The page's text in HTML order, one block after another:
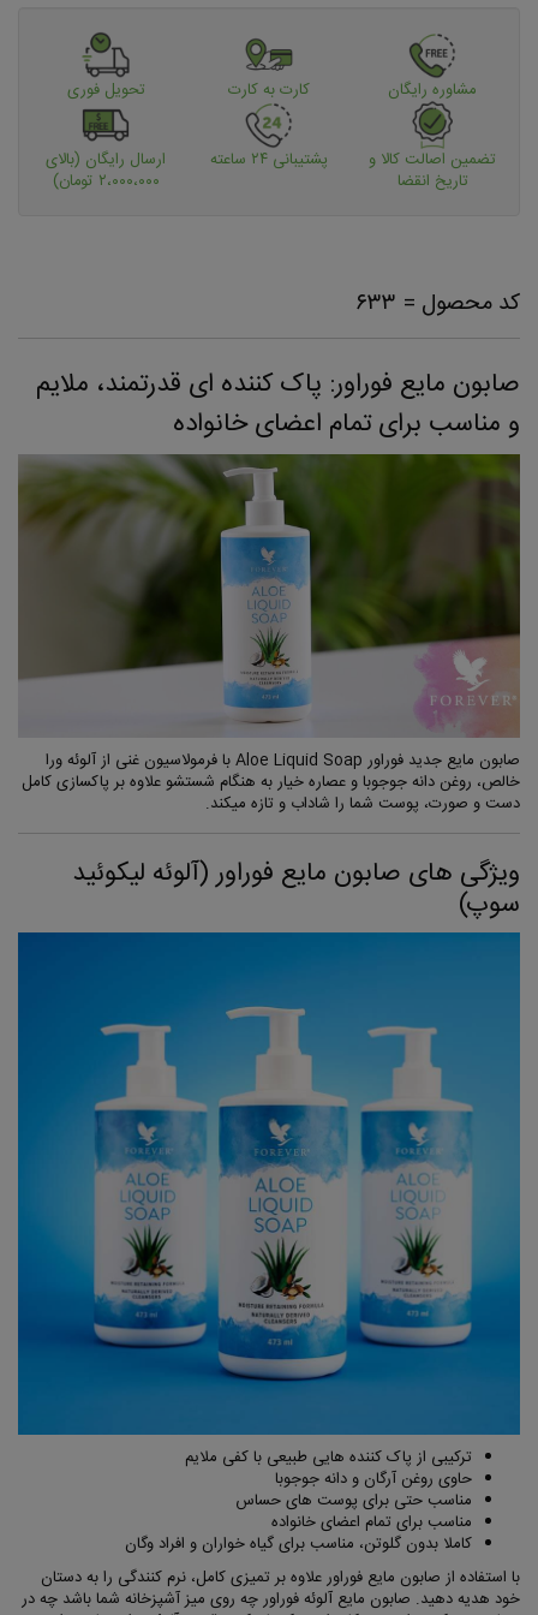
مشاوره رایگان کارت به کارت تحویل فوری
تضمین اصالت کالا و
تاریخ انقضا
پشتیبانی ۲۴ ساعته
ارسال رایگان (بالای
۲،۰۰۰،۰۰۰ تومان)
کد محصول = ۶۳۳
صابون مایع فوراور: پاک کننده ای قدرتمند، ملایم
و مناسب برای تمام اعضای خانواده
صابون مایع جدید فوراور Aloe Liquid Soap با فرمولاسیون غنی از آلوئه ورا
خالص، روغن دانه جوجوبا و عصاره خیار به هنگام شستشو علاوه بر پاکسازی کامل
دست و صورت، پوست شما را شاداب و تازه میکند.
ویژگی های صابون مایع فوراور (آلوئه لیکوئید
سوپ)
ترکیبی از پاک کننده هایی طبیعی با کفی ملایم
حاوی روغن آرگان و دانه جوجوبا
مناسب حتی برای پوست های حساس
مناسب برای تمام اعضای خانواده
کاملا بدون گلوتن، مناسب برای گیاه خواران و افراد وگان
با استفاده از صابون مایع فوراور علاوه بر تمیزی کامل، نرم کنندگی را به دستان
خود هدیه دهید. صابون مایع آلوئه فوراور چه روی میز آشپزخانه شما باشد چه در